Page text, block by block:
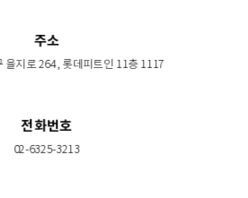
주소
을지로 264, 롯데피트인 11층 1117
전화번호
02-6325-3213